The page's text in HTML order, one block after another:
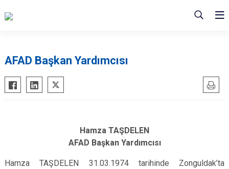
AFAD Başkan Yardımcısı
Hamza TAŞDELEN
AFAD Başkan Yardımcısı
Hamza TAŞDELEN 31.03.1974 tarihinde Zonguldak’ta